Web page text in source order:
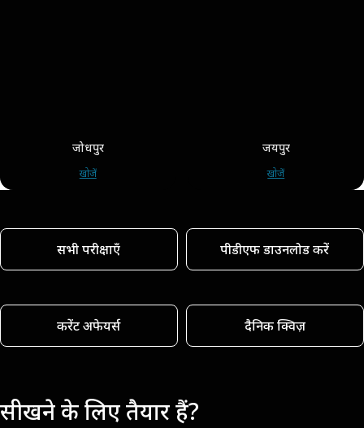
जोधपुर
खोजें
जयपुर
खोजें
सभी परीक्षाएँ पीडीएफ डाउनलोड करें
करेंट अफेयर्स दैनिक क्विज़
सीखने के लिए तैयार हैं?